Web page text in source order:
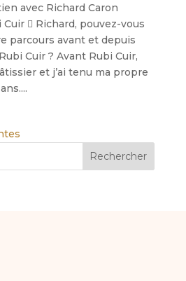
avec Richard Caron
 Richard, pouvez-vous
parcours avant et depuis
Cuir ? Avant Rubi Cuir,
et j’ai tenu ma propre
Rechercher